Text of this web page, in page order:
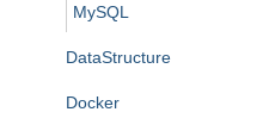
MySQL
DataStructure
Docker